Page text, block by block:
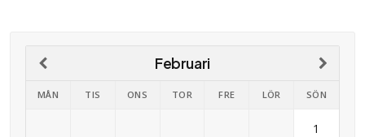
Februari
MÅN TIS ONS TOR FRE LÖR SÖN
1